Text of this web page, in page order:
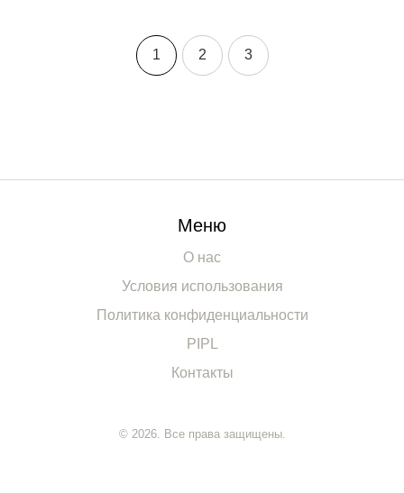
1 2 3
Меню
О нас
Условия использования
Политика конфиденциальности
PIPL
Контакты
© 2026. Все права защищены.